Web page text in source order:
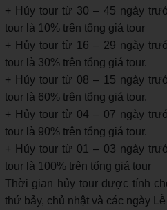
+ Hủy tour từ 30 – 45 ngày
tour là 10% trên tổng giá tour
+ Hủy tour từ 16 – 29 ngày
tour là 30% trên tổng giá tour.
+ Hủy tour từ 08 – 15 ngày
tour là 60% trên tổng giá tour.
+ Hủy tour từ 04 – 07 ngày
tour là 90% trên tổng giá tour.
+ Hủy tour từ 01 – 03 ngày
tour là 100% trên tổng giá tour
Thời gian hủy tour được tính
thứ bảy, chủ nhật và các ngày